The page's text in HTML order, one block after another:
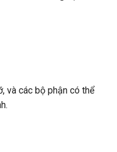
và các bộ phận có thể